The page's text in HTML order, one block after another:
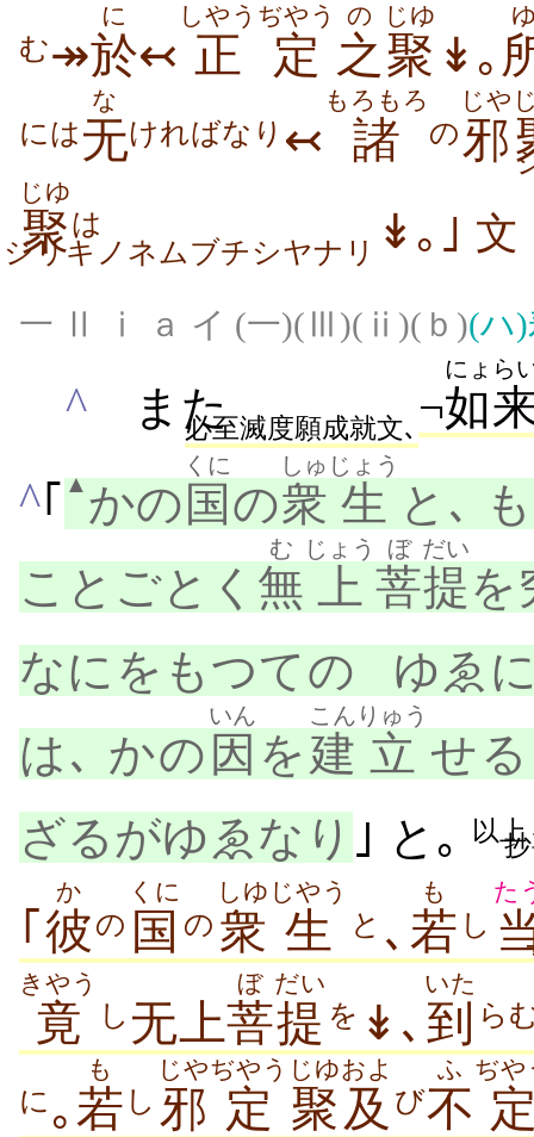
む↠於
に
↢ 正定
しやうぢやう
之
の
聚
じゆ
↡｡
には无
な
ければなり ↢ 諸
もろもろ
の邪
じや
聚
じゆ
は
ジリキノネムブチシヤナリ ↡｡｣ 文
一 Ⅱ ⅰ ａ イ (一)(Ⅲ)(ⅱ)(ｂ)(ハ)
^ また
必至滅度願成就文､ ¬如
にょら
^｢ ▲かの 国
くに
の衆
しゅ
生
じょう
と､
ことごとく 無
む
上
じょう
菩
ぼ
提
だい
を
なにをもつての
ゆゑ
は､ かの 因
いん
を 建
こん
立
りゅう
せ
ざるがゆゑなり ｣ と｡ 以上
｢ 彼
か
の 国
くに
の 衆
しゆ
生
じやう
と ､ 若
も
し
た
竟
きやう
し 无上菩
ぼ
提
だい
を ↡､ 到
いた
ら
に ｡若
も
し 邪
じや
定
ぢやう
聚
じゆ
及
およ
び不
ふ ぢや